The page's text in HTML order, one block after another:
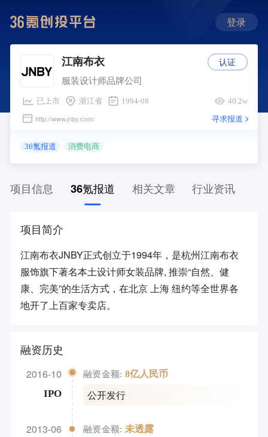
登录
江南布衣
服装设计师品牌公司
已上市 浙江省 1994-08 40.2w
http://www.jnby.com/ 寻求报道
36氪报道 消费电商
认证
项目信息 36氪报道 相关文章 行业资讯
项目简介
江南布衣JNBY正式创立于1994年，是杭州江南布衣
服饰旗下著名本土设计师女装品牌, 推崇“自然、健
康、完美”的生活方式，在北京 上海 纽约等全世界各
地开了上百家专卖店。
融资历史
2016-10
IPO
融资金额: 8亿人民币
公开发行
2013-06 融资金额: 未透露